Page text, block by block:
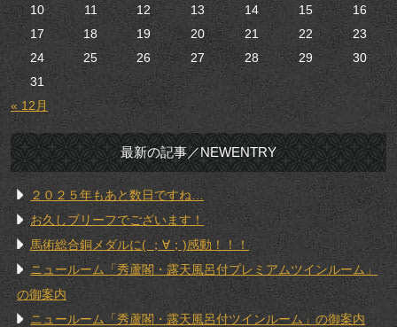
10
11 12 13 14 15
16
17
18 19 20 21 22
23
24
25 26 27 28 29
30
31
« 12月
最新の記事／NEWENTRY
２０２５年もあと数日ですね…
お久しブリーフでございます！
馬術総合銅メダルに( ；∀；)感動！！！
ニュールーム「秀蘆閣・露天風呂付プレミアムツインルーム」
の御案内
ニュールーム「秀蘆閣・露天風呂付ツインルーム」の御案内